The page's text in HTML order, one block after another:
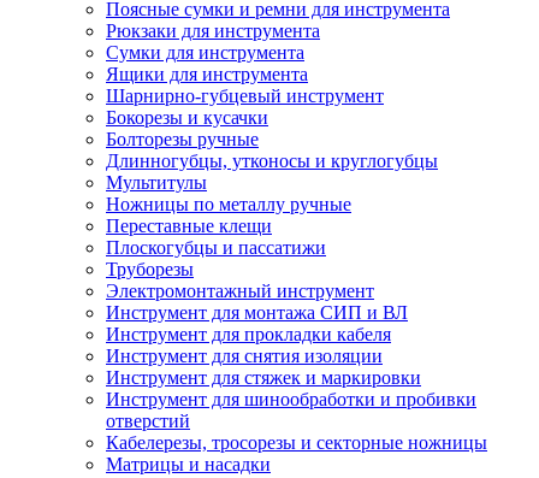
Поясные сумки и ремни для инструмента
Рюкзаки для инструмента
Сумки для инструмента
Ящики для инструмента
Шарнирно-губцевый инструмент
Бокорезы и кусачки
Болторезы ручные
Длинногубцы, утконосы и круглогубцы
Мультитулы
Ножницы по металлу ручные
Переставные клещи
Плоскогубцы и пассатижи
Труборезы
Электромонтажный инструмент
Инструмент для монтажа СИП и ВЛ
Инструмент для прокладки кабеля
Инструмент для снятия изоляции
Инструмент для стяжек и маркировки
Инструмент для шинообработки и пробивки
отверстий
Кабелерезы, тросорезы и секторные ножницы
Матрицы и насадки